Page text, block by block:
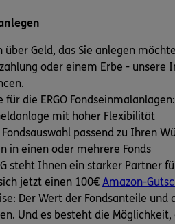
über Geld, das Sie anlegen
oder einem Erbe -
für die ERGO Fondseinmalanlagen:
mit hoher Flexibilität
passend zu Ihren
in einen oder mehrere Fonds
steht Ihnen ein starker Partner
jetzt einen 100€ Amazon-
Der Wert der Fondsanteile
Und es besteht die Möglichkeit,